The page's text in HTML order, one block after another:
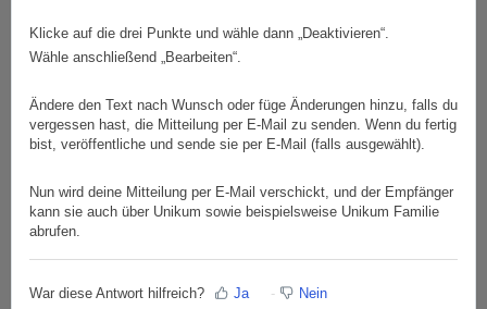
Klicke auf die drei Punkte und wähle dann „Deaktivieren“.
Wähle anschließend „Bearbeiten“.
Ändere den Text nach Wunsch oder füge Änderungen hinzu, falls du
vergessen hast, die Mitteilung per E-Mail zu senden. Wenn du fertig
bist, veröffentliche und sende sie per E-Mail (falls ausgewählt).
Nun wird deine Mitteilung per E-Mail verschickt, und der Empfänger
kann sie auch über Unikum sowie beispielsweise Unikum Familie
abrufen.
War diese Antwort hilfreich? Ja Nein